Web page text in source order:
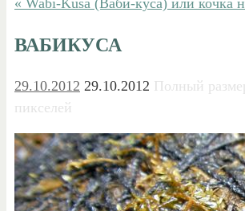
« Wabi-Kusa (Ваби-куса) или кочка
ВАБИКУСА
29.10.2012 29.10.2012 Полный
пикселей